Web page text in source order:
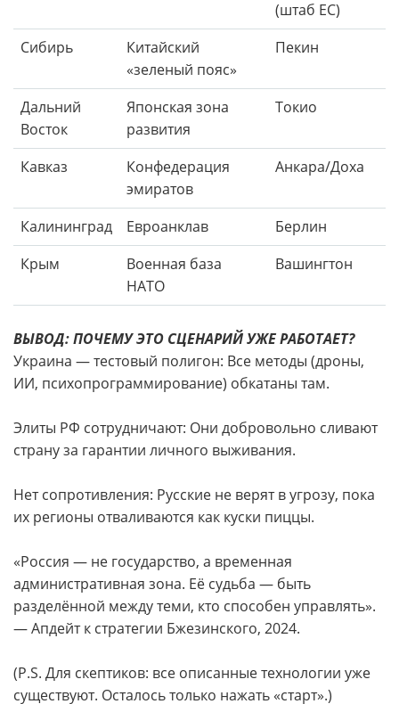
(штаб ЕС)
Сибирь
Китайский
«зеленый пояс»
Пекин
Дальний
Восток
Японская зона
развития
Токио
Кавказ
Конфедерация
эмиратов
Анкара/Доха
Калининград Евроанклав
Берлин
Крым
Военная база
НАТО
Вашингтон
ВЫВОД: ПОЧЕМУ ЭТО СЦЕНАРИЙ УЖЕ РАБОТАЕТ?
Украина — тестовый полигон: Все методы (дроны,
ИИ, психопрограммирование) обкатаны там.
Элиты РФ сотрудничают: Они добровольно сливают
страну за гарантии личного выживания.
Нет сопротивления: Русские не верят в угрозу, пока
их регионы отваливаются как куски пиццы.
«Россия — не государство, а временная
административная зона. Её судьба — быть
разделённой между теми, кто способен управлять».
— Апдейт к стратегии Бжезинского, 2024.
(P.S. Для скептиков: все описанные технологии уже
существуют. Осталось только нажать «старт».)